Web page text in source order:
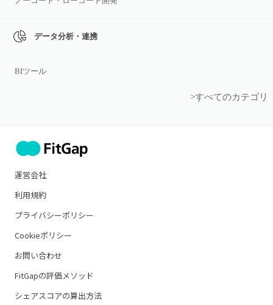
データ分析・連携
BIツール
>すべてのカテゴリ
運営会社
利用規約
プライバシーポリシー
Cookieポリシー
お問い合わせ
FitGapの評価メソッド
シェアスコアの算出方法